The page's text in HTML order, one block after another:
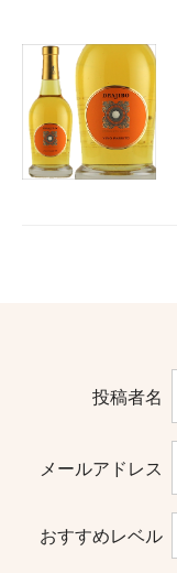
投稿者名
メールアドレス
おすすめレベル